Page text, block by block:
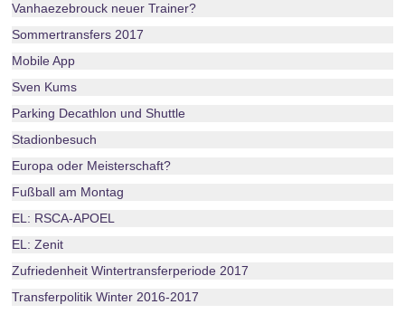
Vanhaezebrouck neuer Trainer?
Sommertransfers 2017
Mobile App
Sven Kums
Parking Decathlon und Shuttle
Stadionbesuch
Europa oder Meisterschaft?
Fußball am Montag
EL: RSCA-APOEL
EL: Zenit
Zufriedenheit Wintertransferperiode 2017
Transferpolitik Winter 2016-2017